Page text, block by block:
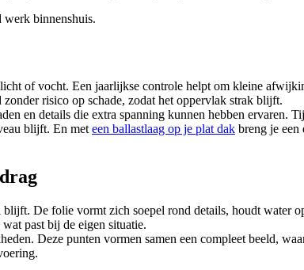
of vocht. Een jaarlijkse controle helpt om kleine
risico op schade, zodat het oppervlak strak blijft.
en details die extra spanning kunnen hebben ervaren.
blijft. En met een ballastlaag op je plat dak breng je een
De folie vormt zich soepel rond details, houdt water
past bij de eigen situatie.
Deze punten vormen samen een compleet beeld,